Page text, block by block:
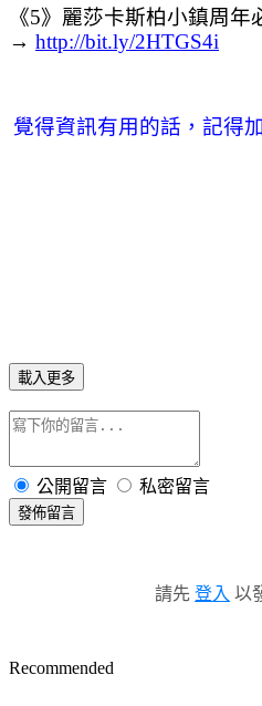
《5》麗莎卡斯柏小鎮周年
→ http://bit.ly/2HTGS4i
覺得資訊有用的話，記得
載入更多
公開留言 私密留言
發佈留言
請先 登入 以
Recommended